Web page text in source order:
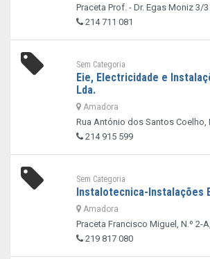
Praceta Prof. - Dr. Egas Moniz 3/3
214 711 081
Sem Categoria
Eie, Electricidade e
Lda.
Amadora
Rua António dos Santos Coelho,
214 915 599
Sem Categoria
Instalotecnica-Instalações
Amadora
Praceta Francisco Miguel, N.º 2-
219 817 080